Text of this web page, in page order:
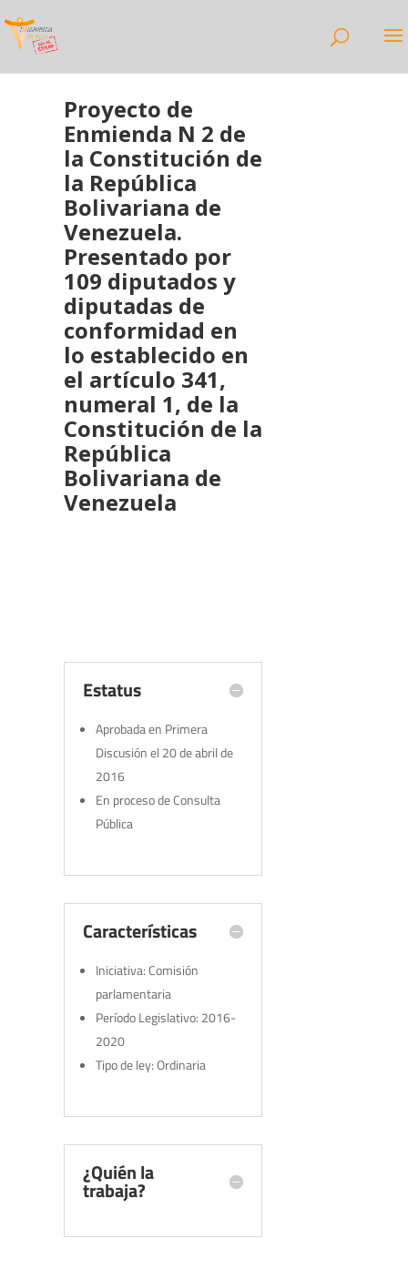
Proyecto de
Enmienda N 2 de
la Constitución de
la República
Bolivariana de
Venezuela.
Presentado por
109 diputados y
diputadas de
conformidad en
lo establecido en
el artículo 341,
numeral 1, de la
Constitución de la
República
Bolivariana de
Venezuela
Estatus
Aprobada en Primera
Discusión el 20 de abril de
2016
En proceso de Consulta
Pública
Características
Iniciativa: Comisión
parlamentaria
Período Legislativo: 2016-
2020
Tipo de ley: Ordinaria
¿Quién la
trabaja?